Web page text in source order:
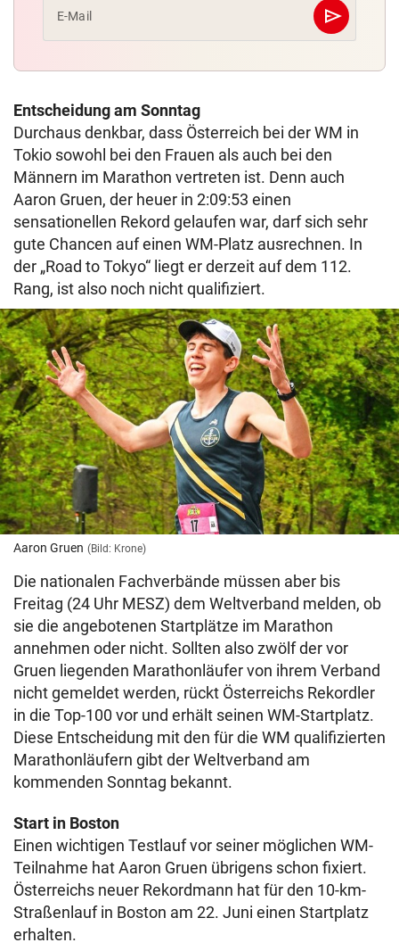
E-Mail send
Abschicken
Entscheidung am Sonntag
Durchaus denkbar, dass Österreich bei der WM in
Tokio sowohl bei den Frauen als auch bei den
Männern im Marathon vertreten ist. Denn auch
Aaron Gruen, der heuer in 2:09:53 einen
sensationellen Rekord gelaufen war, darf sich sehr
gute Chancen auf einen WM-Platz ausrechnen. In
der „Road to Tokyo“ liegt er derzeit auf dem 112.
Rang, ist also noch nicht qualifiziert.
Aaron Gruen (Bild: Krone)
Die nationalen Fachverbände müssen aber bis
Freitag (24 Uhr MESZ) dem Weltverband melden, ob
sie die angebotenen Startplätze im Marathon
annehmen oder nicht. Sollten also zwölf der vor
Gruen liegenden Marathonläufer von ihrem Verband
nicht gemeldet werden, rückt Österreichs Rekordler
in die Top-100 vor und erhält seinen WM-Startplatz.
Diese Entscheidung mit den für die WM qualifizierten
Marathonläufern gibt der Weltverband am
kommenden Sonntag bekannt.
Start in Boston
Einen wichtigen Testlauf vor seiner möglichen WM-
Teilnahme hat Aaron Gruen übrigens schon fixiert.
Österreichs neuer Rekordmann hat für den 10-km-
Straßenlauf in Boston am 22. Juni einen Startplatz
erhalten.